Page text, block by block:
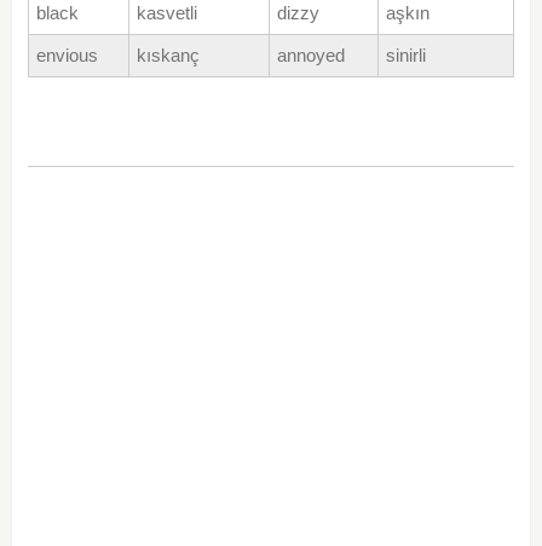
black kasvetli dizzy aşkın
envious kıskanç annoyed sinirli